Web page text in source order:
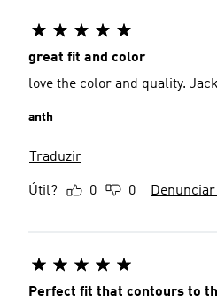
great fit and color
love the color and quality.
anth
Traduzir
Útil? 0 0
Perfect fit that contours to